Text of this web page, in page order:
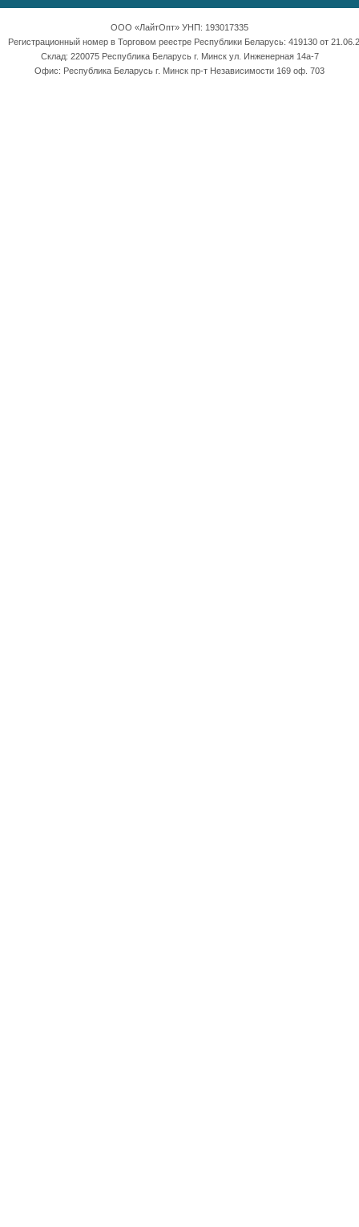
ООО «ЛайтОпт» УНП: 193017335
Регистрационный номер в Торговом реестре Республики Беларусь: 419130 от
Склад: 220075 Республика Беларусь г. Минск ул. Инженерная 14а-7
Офис: Республика Беларусь г. Минск пр-т Независимости 169 оф. 703